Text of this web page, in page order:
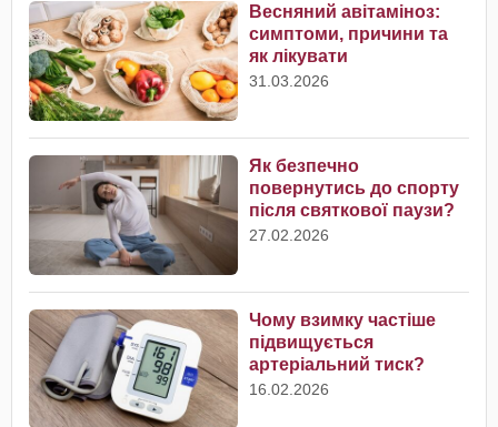
Весняний авітаміноз:
симптоми, причини та
як лікувати
31.03.2026
Як безпечно
повернутись до спорту
після святкової паузи?
27.02.2026
Чому взимку частіше
підвищується
артеріальний тиск?
16.02.2026